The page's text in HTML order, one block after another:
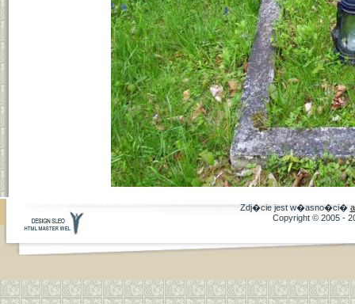
Zdj�cie jest w�asno�ci�
Copyright © 2005 -